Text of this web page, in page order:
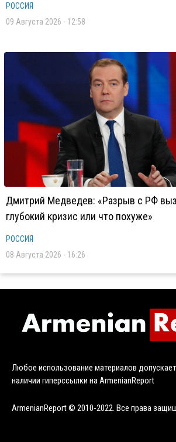
РОССИЯ
09 Августа 2026 - 12:58
Дмитрий Медведев: «Разрыв с РФ
глубокий кризис или что похуже»
РОССИЯ
08 Августа 2026 - 16:26
Любое использование материалов
наличии гиперссылки на ArmenianReport
ArmenianReport © 2010-2022. Все права